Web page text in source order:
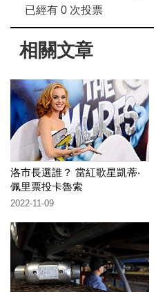
已經有 0次投票
相關文章
洛市長選誰？ 當紅歌星凱蒂‧
佩里票投卡魯索
2022-11-09